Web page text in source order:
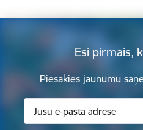
Esi pirmais,
Piesakies jaunumu